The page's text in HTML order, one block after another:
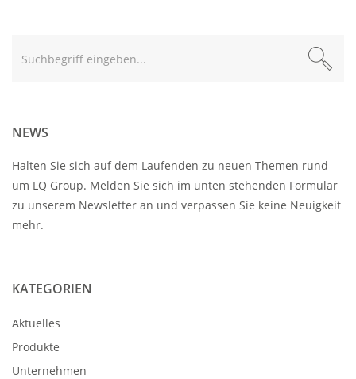
NEWS
Halten Sie sich auf dem Laufenden zu neuen Themen rund
um LQ Group. Melden Sie sich im unten stehenden Formular
zu unserem Newsletter an und verpassen Sie keine Neuigkeit
mehr.
KATEGORIEN
Aktuelles
Produkte
Unternehmen